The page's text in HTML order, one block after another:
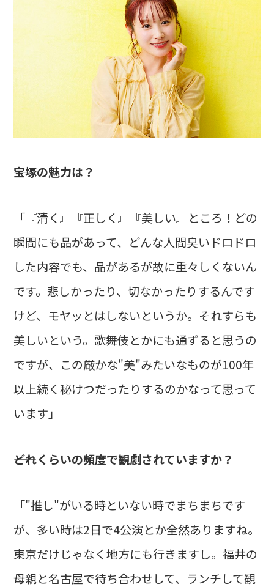
――宝塚の魅力は？
「『清く』『正しく』『美しい』ところ！どの
瞬間にも品があって、どんな人間臭いドロドロ
した内容でも、品があるが故に重々しくないん
です。悲しかったり、切なかったりするんです
けど、モヤッとはしないというか。それすらも
美しいという。歌舞伎とかにも通ずると思うの
ですが、この厳かな"美"みたいなものが100年
以上続く秘けつだったりするのかなって思って
います」
――どれくらいの頻度で観劇されていますか？
「"推し"がいる時といない時でまちまちです
が、多い時は2日で4公演とか全然ありますね。
東京だけじゃなく地方にも行きますし。福井の
母親と名古屋で待ち合わせして、ランチして観